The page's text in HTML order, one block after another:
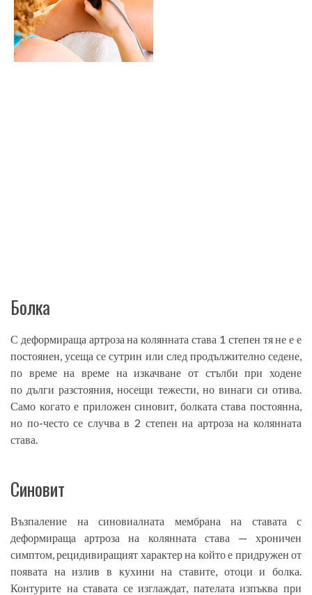
Болка
С деформираща артроза на колянната става 1 степен тя не е е
постоянен, усеща се сутрин или след продължително седене,
по време на време на изкачване от стълби при ходене
по дълги разстояния, носещи тежести, но винаги си отива.
Само когато е приложен синовит, болката става постоянна,
но по-често се случва в 2 степен на артроза на колянната
става.
Синовит
Възпаление на синовиалната мембрана на ставата с
деформираща артроза на колянната става — хроничен
симптом, рецидивиращият характер на който е придружен от
появата на излив в кухини на ставите, отоци и болка.
Контурите на ставата се изглаждат, пателата изпъква при